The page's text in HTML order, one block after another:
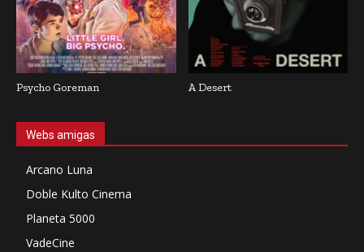
Psycho Goreman A Desert
Webs amigas
Arcano Luna
Doble Kulto Cinema
Planeta 5000
VadeCine